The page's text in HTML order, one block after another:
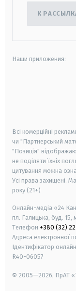
К
Наши приложения:
Всі комерційні
чи "Партнерський
"Позиція"
не поділяти їхніх
цитування можна
Усі права захищені.
року (21+)
Онлайн-медіа «24
пл. Галицька, буд. 15,
Телефон +380 (32)
Адреса електронної
Ідентифікатор
R40-06057
© 2005—2026, ПрАТ